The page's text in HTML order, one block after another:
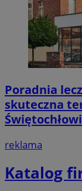
Poradnia
skuteczna
reklama
Katalog